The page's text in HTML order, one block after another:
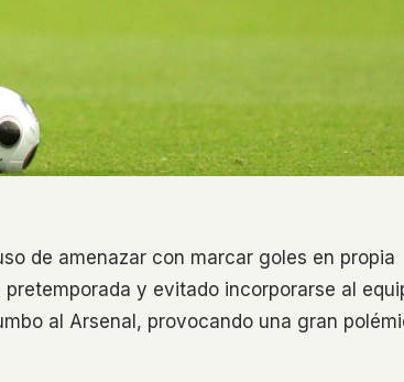
de amenazar con marcar goles en propia
y evitado incorporarse al
al Arsenal, provocando una gran